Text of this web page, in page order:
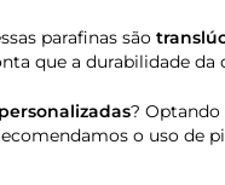
parafinas são
que a durabilidade
personalizadas?
o uso de